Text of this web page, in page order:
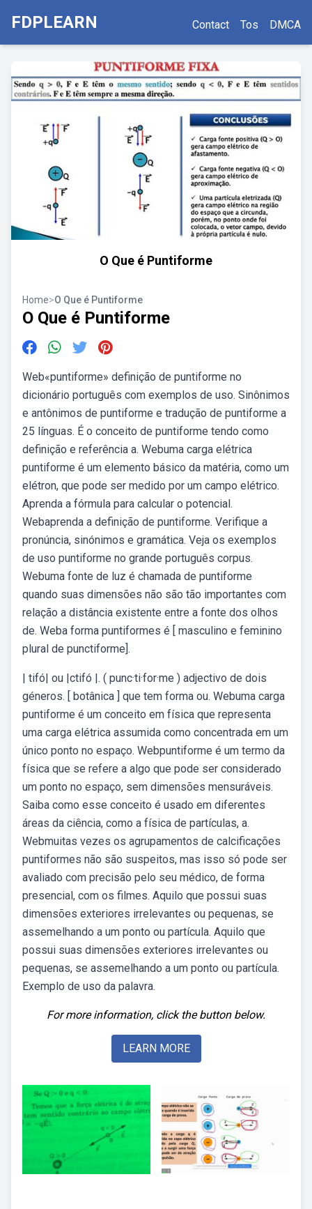
FDPLEARN Contact Tos DMCA
O Que é Puntiforme
Home>O Que é Puntiforme
O Que é Puntiforme
Web«puntiforme» definição de puntiforme no
dicionário português com exemplos de uso. Sinônimos
e antônimos de puntiforme e tradução de puntiforme a
25 línguas. É o conceito de puntiforme tendo como
definição e referência a. Webuma carga elétrica
puntiforme é um elemento básico da matéria, como um
elétron, que pode ser medido por um campo elétrico.
Aprenda a fórmula para calcular o potencial.
Webaprenda a definição de puntiforme. Verifique a
pronúncia, sinónimos e gramática. Veja os exemplos
de uso puntiforme no grande português corpus.
Webuma fonte de luz é chamada de puntiforme
quando suas dimensões não são tão importantes com
relação a distância existente entre a fonte dos olhos
de. Weba forma puntiformes é [ masculino e feminino
plural de punctiforme].
| tifó| ou |ctifó |. ( punc·ti·for·me ) adjectivo de dois
géneros. [ botânica ] que tem forma ou. Webuma carga
puntiforme é um conceito em física que representa
uma carga elétrica assumida como concentrada em um
único ponto no espaço. Webpuntiforme é um termo da
física que se refere a algo que pode ser considerado
um ponto no espaço, sem dimensões mensuráveis.
Saiba como esse conceito é usado em diferentes
áreas da ciência, como a física de partículas, a.
Webmuitas vezes os agrupamentos de calcificações
puntiformes não são suspeitos, mas isso só pode ser
avaliado com precisão pelo seu médico, de forma
presencial, com os filmes. Aquilo que possui suas
dimensões exteriores irrelevantes ou pequenas, se
assemelhando a um ponto ou partícula. Aquilo que
possui suas dimensões exteriores irrelevantes ou
pequenas, se assemelhando a um ponto ou partícula.
Exemplo de uso da palavra.
For more information, click the button below.
LEARN MORE